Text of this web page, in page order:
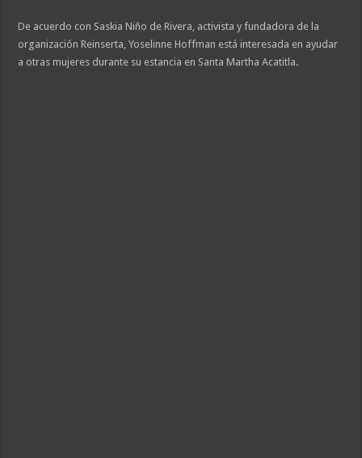
De acuerdo con Saskia Niño de Rivera, activista y fundadora de la
organización Reinserta, Yoselinne Hoffman está interesada en ayudar
a otras mujeres durante su estancia en Santa Martha Acatitla.